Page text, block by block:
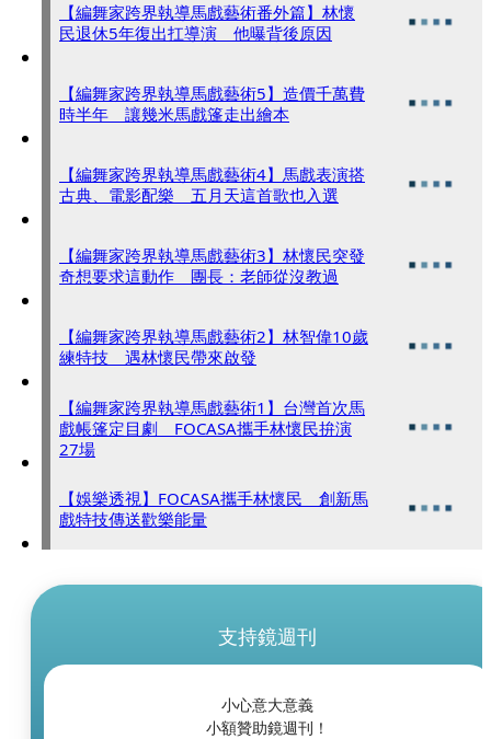
【編舞家跨界執導馬戲藝術番外篇】林懷
民退休5年復出扛導演 他曝背後原因
【編舞家跨界執導馬戲藝術5】造價千萬費
時半年 讓幾米馬戲篷走出繪本
【編舞家跨界執導馬戲藝術4】馬戲表演搭
古典、電影配樂 五月天這首歌也入選
【編舞家跨界執導馬戲藝術3】林懷民突發
奇想要求這動作 團長：老師從沒教過
【編舞家跨界執導馬戲藝術2】林智偉10歲
練特技 遇林懷民帶來啟發
【編舞家跨界執導馬戲藝術1】台灣首次馬
戲帳篷定目劇 FOCASA攜手林懷民拚演
27場
【娛樂透視】FOCASA攜手林懷民 創新馬
戲特技傳送歡樂能量
支持鏡週刊
小心意大意義
小額贊助鏡週刊！